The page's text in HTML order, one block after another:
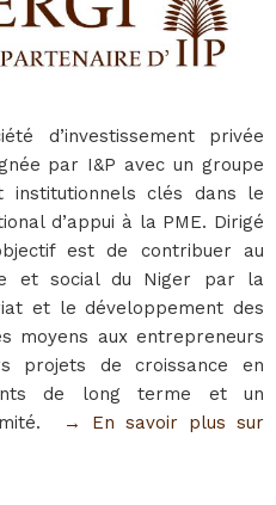
d’investissement privée
par I&P avec un groupe
institutionnels clés dans le
d’appui à la PME. Dirigé
est de contribuer au
et social du Niger par la
et le développement des
moyens aux entrepreneurs
projets de croissance en
de long terme et un
→​ En savoir plus sur